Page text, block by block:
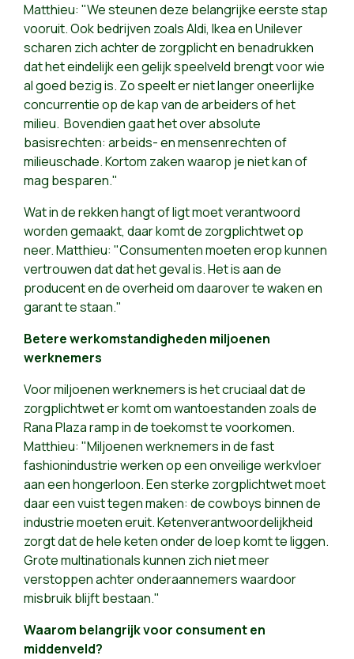
Matthieu: "We steunen deze belangrijke eerste stap
vooruit. Ook bedrijven zoals Aldi, Ikea en Unilever
scharen zich achter de zorgplicht en benadrukken
dat het eindelijk een gelijk speelveld brengt voor wie
al goed bezig is. Zo speelt er niet langer oneerlijke
concurrentie op de kap van de arbeiders of het
milieu. Bovendien gaat het over absolute
basisrechten: arbeids- en mensenrechten of
milieuschade. Kortom zaken waarop je niet kan of
mag besparen."
Wat in de rekken hangt of ligt moet verantwoord
worden gemaakt, daar komt de zorgplichtwet op
neer. Matthieu: "Consumenten moeten erop kunnen
vertrouwen dat dat het geval is. Het is aan de
producent en de overheid om daarover te waken en
garant te staan."
Betere werkomstandigheden miljoenen
werknemers
Voor miljoenen werknemers is het cruciaal dat de
zorgplichtwet er komt om wantoestanden zoals de
Rana Plaza ramp in de toekomst te voorkomen.
Matthieu: "Miljoenen werknemers in de fast
fashionindustrie werken op een onveilige werkvloer
aan een hongerloon. Een sterke zorgplichtwet moet
daar een vuist tegen maken: de cowboys binnen de
industrie moeten eruit. Ketenverantwoordelijkheid
zorgt dat de hele keten onder de loep komt te liggen.
Grote multinationals kunnen zich niet meer
verstoppen achter onderaannemers waardoor
misbruik blijft bestaan."
Waarom belangrijk voor consument en
middenveld?